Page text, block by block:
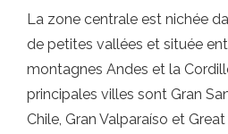
La zone centrale est nichée
de petites vallées et située
montagnes Andes et la
principales villes sont Gran
Chile, Gran Valparaíso et